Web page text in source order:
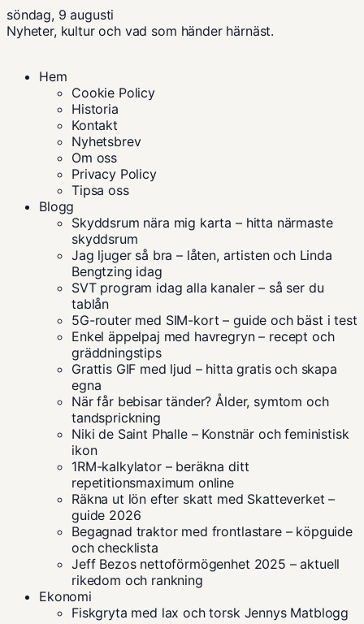
söndag, 9 augusti
Nyheter, kultur och vad som händer härnäst.
Hem
Cookie Policy
Historia
Kontakt
Nyhetsbrev
Om oss
Privacy Policy
Tipsa oss
Blogg
Skyddsrum nära mig karta – hitta närmaste
skyddsrum
Jag ljuger så bra – låten, artisten och Linda
Bengtzing idag
SVT program idag alla kanaler – så ser du
tablån
5G-router med SIM-kort – guide och bäst i test
Enkel äppelpaj med havregryn – recept och
gräddningstips
Grattis GIF med ljud – hitta gratis och skapa
egna
När får bebisar tänder? Ålder, symtom och
tandsprickning
Niki de Saint Phalle – Konstnär och feministisk
ikon
1RM-kalkylator – beräkna ditt
repetitionsmaximum online
Räkna ut lön efter skatt med Skatteverket –
guide 2026
Begagnad traktor med frontlastare – köpguide
och checklista
Jeff Bezos nettoförmögenhet 2025 – aktuell
rikedom och rankning
Ekonomi
Fiskgryta med lax och torsk Jennys Matblogg